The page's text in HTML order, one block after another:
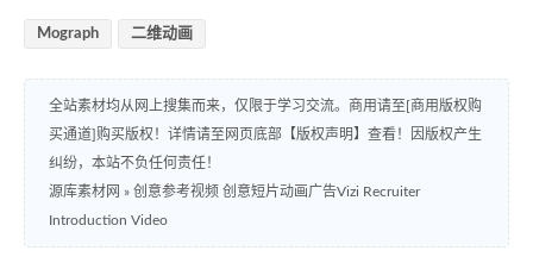
Mograph 二维动画
全站素材均从网上搜集而来，仅限于学习交流。商用请至[商用版权购
买通道]购买版权！详情请至网页底部【版权声明】查看！因版权产生
纠纷，本站不负任何责任！
源库素材网 » 创意参考视频 创意短片动画广告Vizi Recruiter
Introduction Video